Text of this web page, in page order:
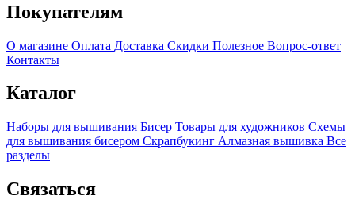
Покупателям
О магазине Оплата Доставка Скидки Полезное Вопрос-ответ
Контакты
Каталог
Наборы для вышивания Бисер Товары для художников Схемы
для вышивания бисером Скрапбукинг Алмазная вышивка Все
разделы
Связаться